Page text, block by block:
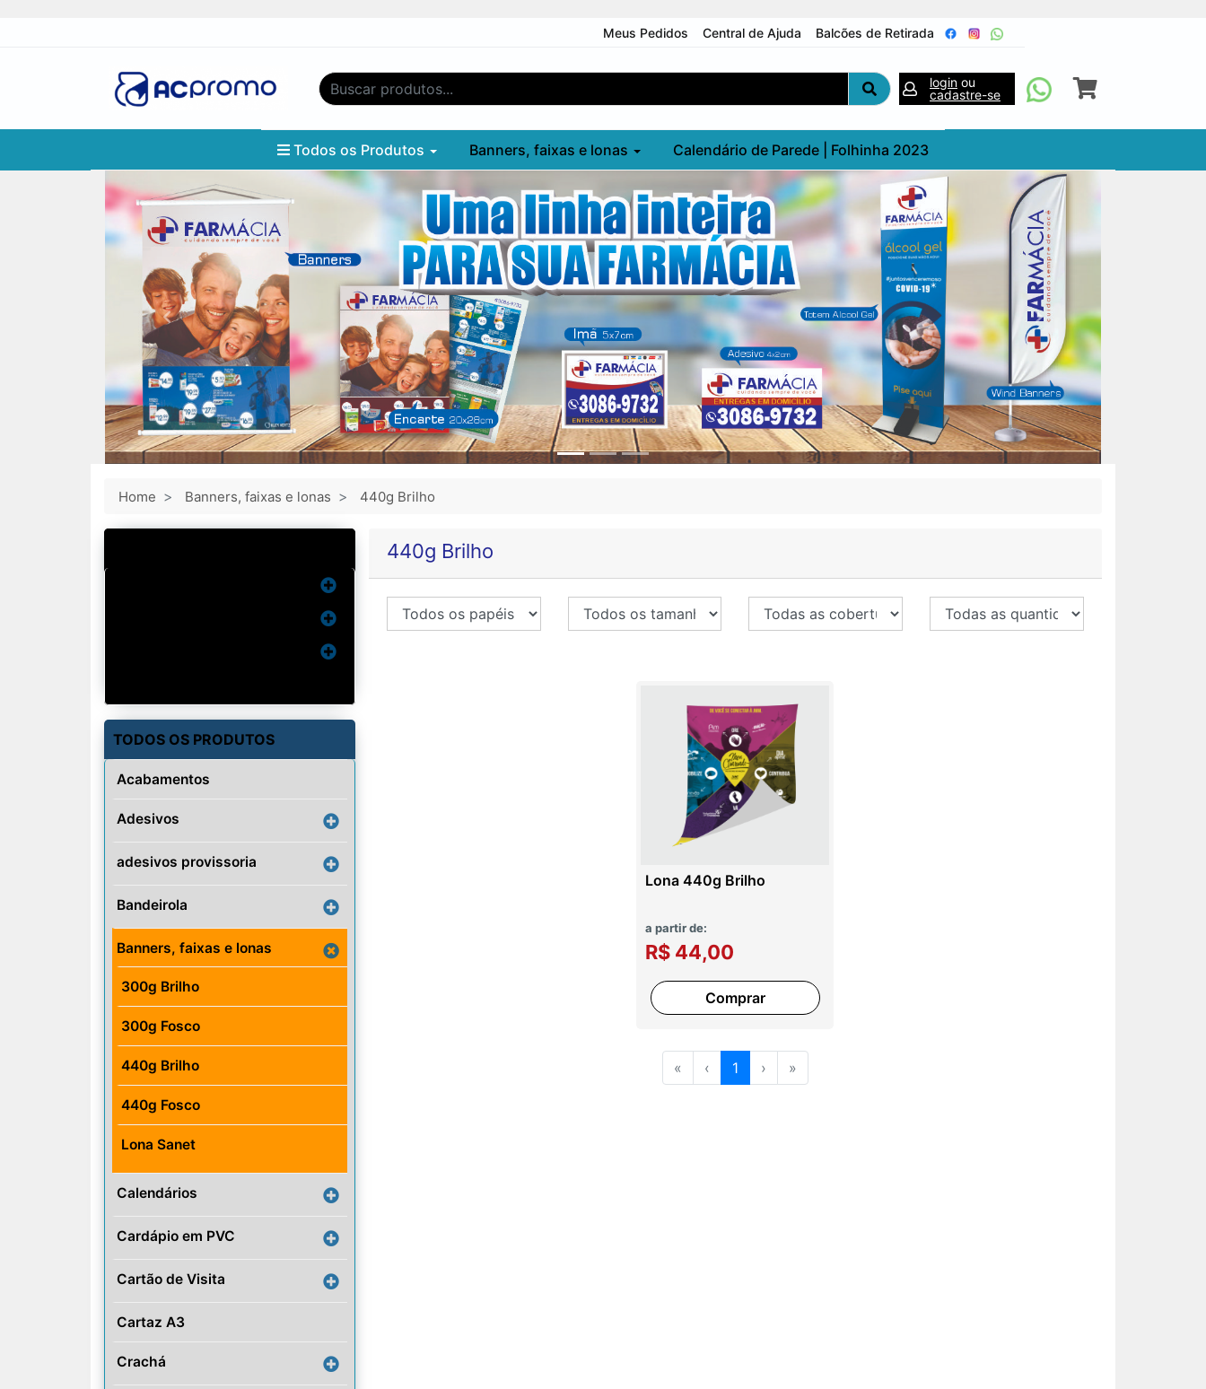
Meus Pedidos Central de Ajuda Balcões de Retirada
login ou
cadastre-se
Todos os Produtos Banners, faixas e lonas Calendário de Parede | Folhinha 2023
Home Banners, faixas e lonas 440g Brilho
TODOS OS PRODUTOS
Acabamentos
Adesivos
adesivos provissoria
Bandeirola
Banners, faixas e lonas
300g Brilho
300g Fosco
440g Brilho
440g Fosco
Lona Sanet
Calendários
Cardápio em PVC
Cartão de Visita
Cartaz A3
Crachá
440g Brilho
Lona 440g Brilho
a partir de:
R$ 44,00
Comprar
« ‹ 1 › »